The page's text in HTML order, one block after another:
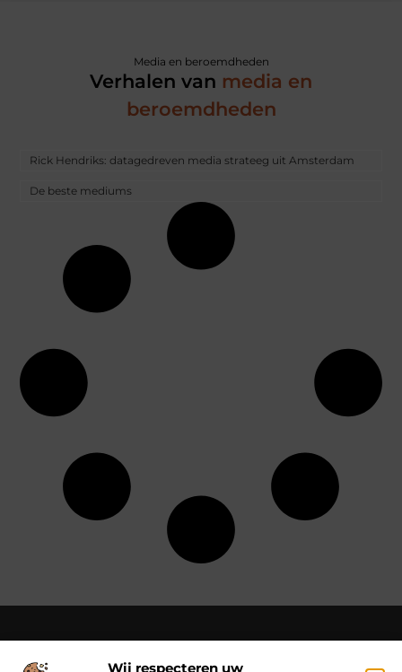
Wij respecteren uw
Media en beroemdheden
Verhalen van media en
beroemdheden
Rick Hendriks: datagedreven media strateeg uit Amsterdam
De beste mediums